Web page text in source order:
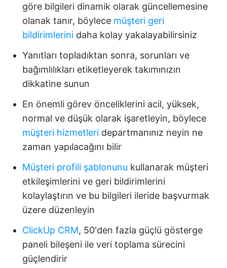
göre bilgileri dinamik olarak güncellemesine
olanak tanır, böylece müşteri geri
bildirimlerini daha kolay yakalayabilirsiniz
Yanıtları topladıktan sonra, sorunları ve
bağımlılıkları etiketleyerek takımınızın
dikkatine sunun
En önemli görev önceliklerini acil, yüksek,
normal ve düşük olarak işaretleyin, böylece
müşteri hizmetleri departmanınız neyin ne
zaman yapılacağını bilir
Müşteri profili şablonunu kullanarak müşteri
etkileşimlerini ve geri bildirimlerini
kolaylaştırın ve bu bilgileri ileride başvurmak
üzere düzenleyin
ClickUp CRM, 50'den fazla güçlü gösterge
paneli bileşeni ile veri toplama sürecini
güçlendirir